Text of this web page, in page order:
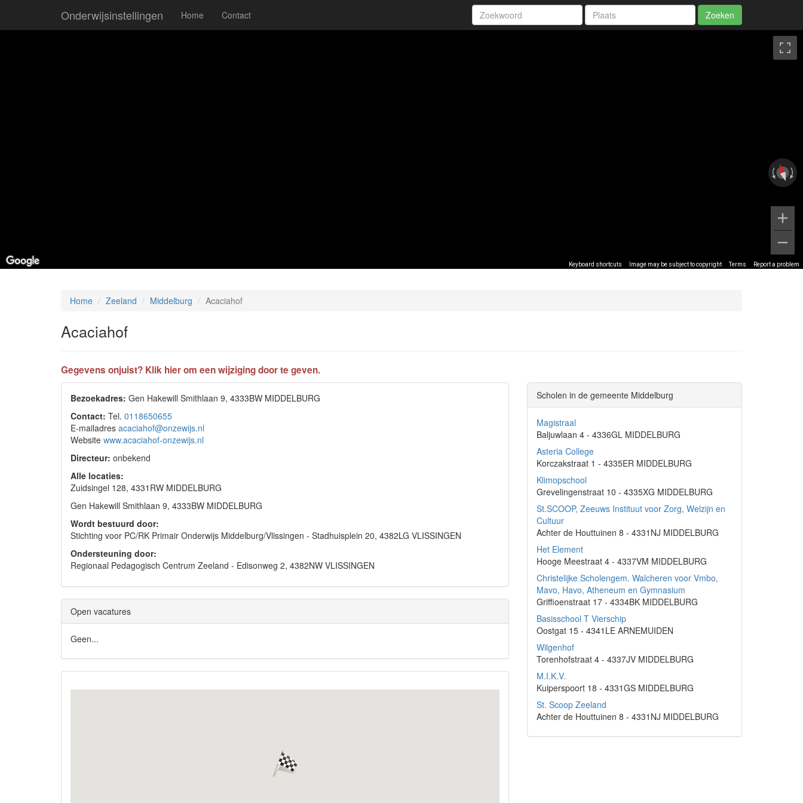
Onderwijsinstellingen Home Contact Zoeken
Keyboard shortcuts Image may be subject to copyright Terms Report a problem
Home Zeeland Middelburg Acaciahof
Acaciahof
Gegevens onjuist? Klik hier om een wijziging door te geven.
Bezoekadres: Gen Hakewill Smithlaan 9, 4333BW MIDDELBURG
Contact: Tel. 0118650655
E-mailadres acaciahof@onzewijs.nl
Website www.acaciahof-onzewijs.nl
Directeur: onbekend
Alle locaties:
Zuidsingel 128, 4331RW MIDDELBURG
Gen Hakewill Smithlaan 9, 4333BW MIDDELBURG
Wordt bestuurd door:
Stichting voor PC/RK Primair Onderwijs Middelburg/Vlissingen - Stadhuisplein 20, 4382LG VLISSINGEN
Ondersteuning door:
Regionaal Pedagogisch Centrum Zeeland - Edisonweg 2, 4382NW VLISSINGEN
Open vacatures
Geen...
Scholen in de gemeente Middelburg
Magistraal
Baljuwlaan 4 - 4336GL MIDDELBURG
Asteria College
Korczakstraat 1 - 4335ER MIDDELBURG
Klimopschool
Grevelingenstraat 10 - 4335XG MIDDELBURG
St.SCOOP, Zeeuws Instituut voor Zorg, Welzijn en
Cultuur
Achter de Houttuinen 8 - 4331NJ MIDDELBURG
Het Element
Hooge Meestraat 4 - 4337VM MIDDELBURG
Christelijke Scholengem. Walcheren voor Vmbo,
Mavo, Havo, Atheneum en Gymnasium
Griffioenstraat 17 - 4334BK MIDDELBURG
Basisschool T Vierschip
Oostgat 15 - 4341LE ARNEMUIDEN
Wilgenhof
Torenhofstraat 4 - 4337JV MIDDELBURG
M.I.K.V.
Kuiperspoort 18 - 4331GS MIDDELBURG
St. Scoop Zeeland
Achter de Houttuinen 8 - 4331NJ MIDDELBURG